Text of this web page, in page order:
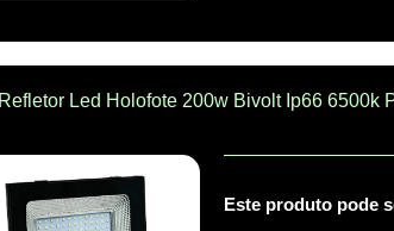
Led Holofote 200w Bivolt Ip66 6500k
Este produto pode